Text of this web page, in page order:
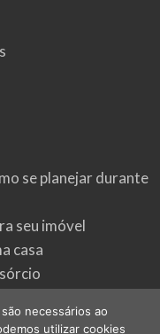
se planejar durante
seu imóvel
casa
do mercado
necessários ao
utilizar cookies